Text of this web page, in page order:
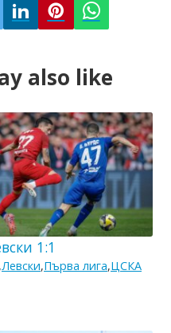
also like
1:1
,Левски,Първа лига,ЦСКА